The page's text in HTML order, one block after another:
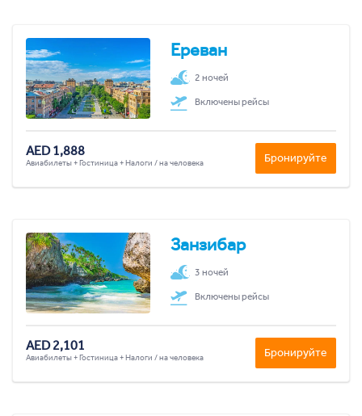
Ереван
2 ночей
Включены рейсы
AED 1,888
Авиабилеты + Гостиница + Налоги / на человека Бронируйте
Занзибар
3 ночей
Включены рейсы
AED 2,101
Авиабилеты + Гостиница + Налоги / на человека Бронируйте